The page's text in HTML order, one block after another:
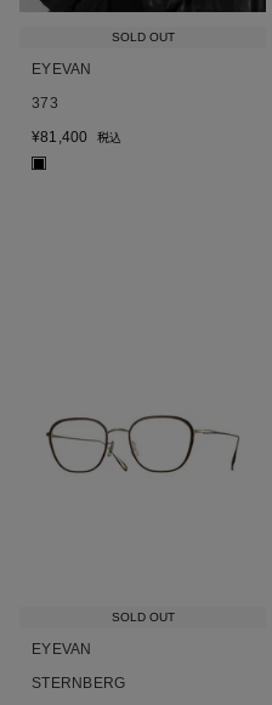
SOLD OUT
EYEVAN
373
¥81,400 税込
SOLD OUT
EYEVAN
STERNBERG